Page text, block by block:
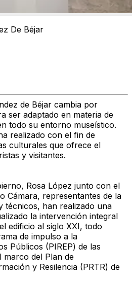
De Béjar
de Béjar cambia por
ser adaptado en materia de
todo su entorno museístico.
realizado con el fin de
culturales que ofrece el
y visitantes.
Rosa López junto con el
Cámara, representantes de la
técnicos, han realizado una
la intervención integral
edificio al siglo XXI, todo
de impulso a la
Públicos (PIREP) de las
marco del Plan de
y Resilencia (PRTR) de